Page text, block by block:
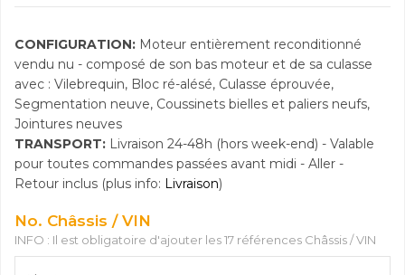
CONFIGURATION: Moteur entièrement reconditionné
vendu nu - composé de son bas moteur et de sa culasse
avec : Vilebrequin, Bloc ré-alésé, Culasse éprouvée,
Segmentation neuve, Coussinets bielles et paliers neufs,
Jointures neuves
TRANSPORT: Livraison 24-48h (hors week-end) - Valable
pour toutes commandes passées avant midi - Aller -
Retour inclus (plus info: Livraison)
No. Châssis / VIN
INFO : Il est obligatoire d'ajouter les 17 références Châssis / VIN